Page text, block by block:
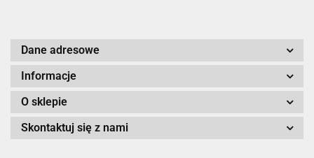
Dane adresowe
Informacje
O sklepie
Skontaktuj się z nami